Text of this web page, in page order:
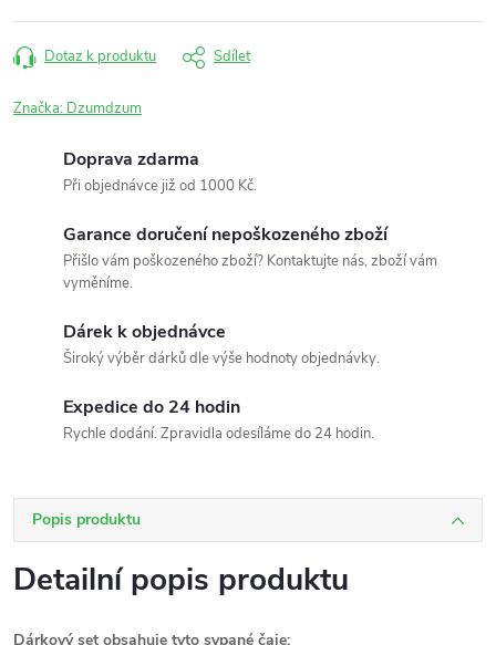
Dotaz k produktu Sdílet
Značka: Dzumdzum
Doprava zdarma
Při objednávce již od 1000 Kč.
Garance doručení nepoškozeného zboží
Přišlo vám poškozeného zboží? Kontaktujte nás, zboží vám
vyměníme.
Dárek k objednávce
Široký výběr dárků dle výše hodnoty objednávky.
Expedice do 24 hodin
Rychle dodání. Zpravidla odesíláme do 24 hodin.
Popis produktu
Detailní popis produktu
Dárkový set obsahuje tyto sypané čaje: